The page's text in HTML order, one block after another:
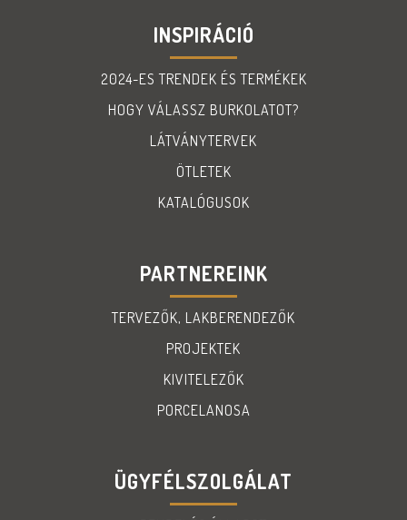
INSPIRÁCIÓ
2024-ES TRENDEK ÉS TERMÉKEK
HOGY VÁLASSZ BURKOLATOT?
LÁTVÁNYTERVEK
ÖTLETEK
KATALÓGUSOK
PARTNEREINK
TERVEZŐK, LAKBERENDEZŐK
PROJEKTEK
KIVITELEZŐK
PORCELANOSA
ÜGYFÉLSZOLGÁLAT